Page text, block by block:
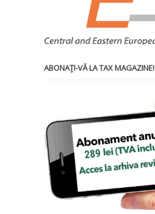
ABONAŢI-VĂ LA TAX MAGAZINE!